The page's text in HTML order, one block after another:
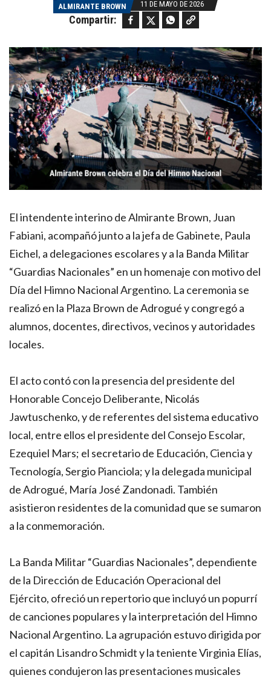
ALMIRANTE BROWN 11 DE MAYO DE 2026
Compartir: Facebook Twitter WhatsApp Copy link
El intendente interino de Almirante Brown, Juan
Fabiani, acompañó junto a la jefa de Gabinete, Paula
Eichel, a delegaciones escolares y a la Banda Militar
“Guardias Nacionales” en un homenaje con motivo del
Día del Himno Nacional Argentino. La ceremonia se
realizó en la Plaza Brown de Adrogué y congregó a
alumnos, docentes, directivos, vecinos y autoridades
locales.
El acto contó con la presencia del presidente del
Honorable Concejo Deliberante, Nicolás
Jawtuschenko, y de referentes del sistema educativo
local, entre ellos el presidente del Consejo Escolar,
Ezequiel Mars; el secretario de Educación, Ciencia y
Tecnología, Sergio Pianciola; y la delegada municipal
de Adrogué, María José Zandonadi. También
asistieron residentes de la comunidad que se sumaron
a la conmemoración.
La Banda Militar “Guardias Nacionales”, dependiente
de la Dirección de Educación Operacional del
Ejército, ofreció un repertorio que incluyó un popurrí
de canciones populares y la interpretación del Himno
Nacional Argentino. La agrupación estuvo dirigida por
el capitán Lisandro Schmidt y la teniente Virginia Elías,
quienes condujeron las presentaciones musicales